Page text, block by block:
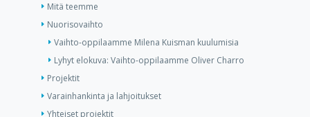
Mitä teemme
Nuorisovaihto
Vaihto-oppilaamme Milena Kuisman kuulumisia
Lyhyt elokuva: Vaihto-oppilaamme Oliver Charro
Projektit
Varainhankinta ja lahjoitukset
Yhteiset projektit